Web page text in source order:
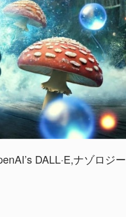
DALL·E,ナゾロジー